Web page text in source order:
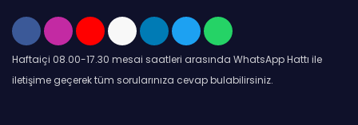
Haftaiçi 08.00-17.30 mesai saatleri arasında WhatsApp Hattı ile
iletişime geçerek tüm sorularınıza cevap bulabilirsiniz.